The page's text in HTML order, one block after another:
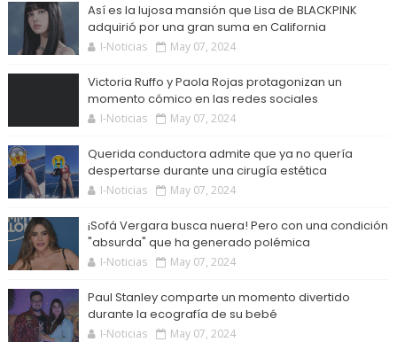
Así es la lujosa mansión que Lisa de BLACKPINK
adquirió por una gran suma en California
I-Noticias May 07, 2024
Victoria Ruffo y Paola Rojas protagonizan un
momento cómico en las redes sociales
I-Noticias May 07, 2024
Querida conductora admite que ya no quería
despertarse durante una cirugía estética
I-Noticias May 07, 2024
¡Sofá Vergara busca nuera! Pero con una condición
"absurda" que ha generado polémica
I-Noticias May 07, 2024
Paul Stanley comparte un momento divertido
durante la ecografía de su bebé
I-Noticias May 07, 2024